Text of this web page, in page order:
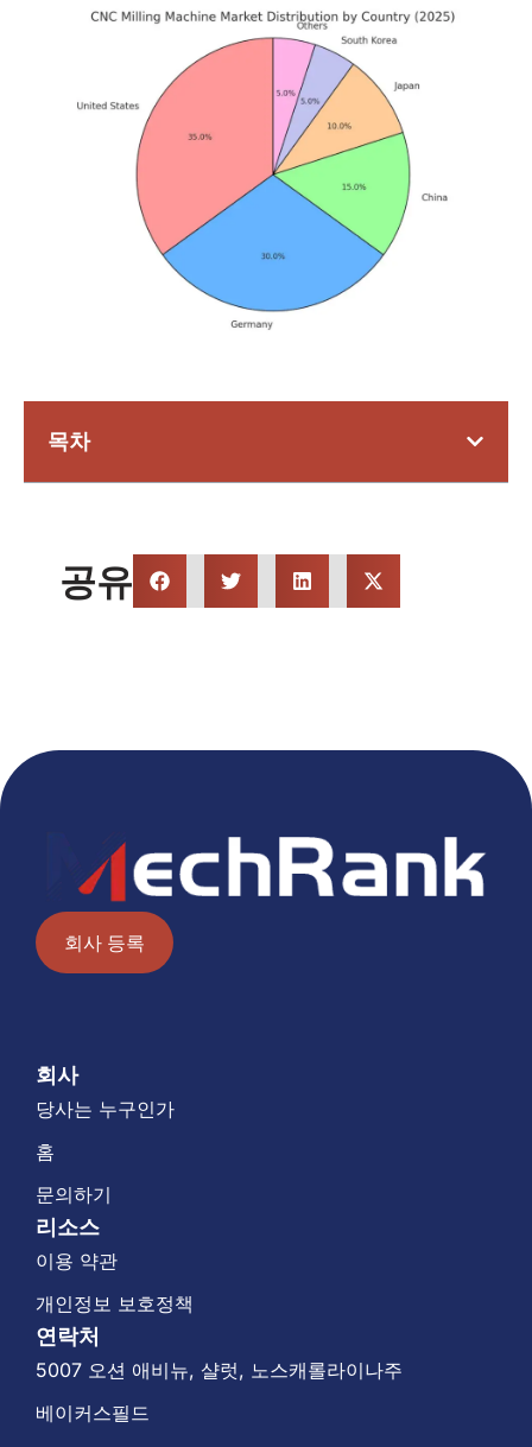
목차
공유
회사 등록
회사
당사는 누구인가
홈
문의하기
리소스
이용 약관
개인정보 보호정책
연락처
5007 오션 애비뉴, 샬럿, 노스캐롤라이나주
베이커스필드